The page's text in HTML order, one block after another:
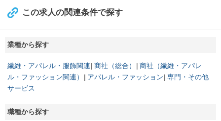
この求人の関連条件で探す
業種から探す
繊維・アパレル・服飾関連 商社（総合）
商社（繊維・アパレ
ル・ファッション関連）
アパレル・ファッション 専門・その他
サービス
職種から探す